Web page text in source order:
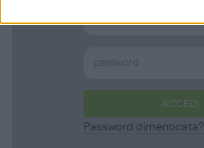
ACCEDI
Password dimenticata?